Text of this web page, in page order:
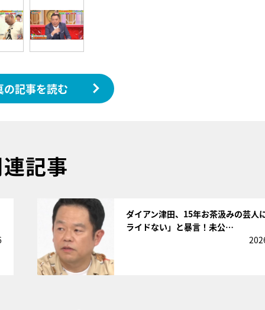
の記事を読む
記事
ダイアン津田、15年お茶汲みの芸人
ライドない」と暴言！未公…